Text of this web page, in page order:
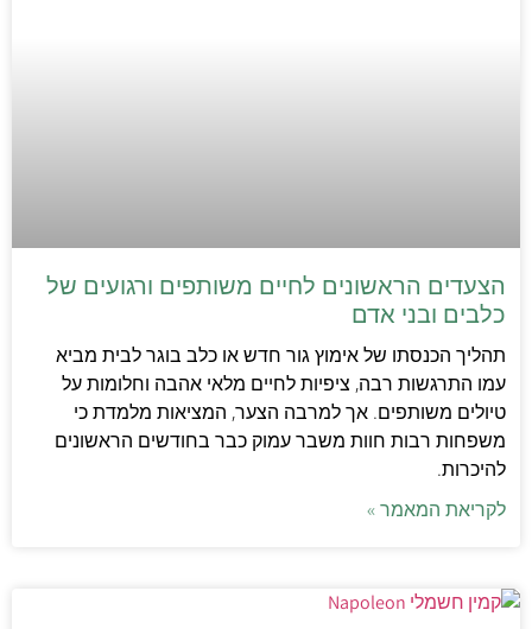
הצעדים הראשונים לחיים משותפים ורגועים של
כלבים ובני אדם
תהליך הכנסתו של אימוץ גור חדש או כלב בוגר לבית מביא
עמו התרגשות רבה, ציפיות לחיים מלאי אהבה וחלומות על
טיולים משותפים. אך למרבה הצער, המציאות מלמדת כי
משפחות רבות חוות משבר עמוק כבר בחודשים הראשונים
להיכרות.
לקריאת המאמר »